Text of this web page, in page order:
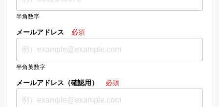
半角数字
メールアドレス 必須
半角英数字
メールアドレス（確認用） 必須